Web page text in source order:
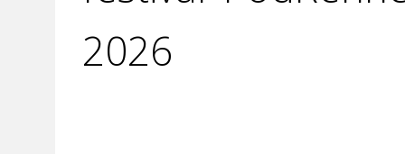
2026